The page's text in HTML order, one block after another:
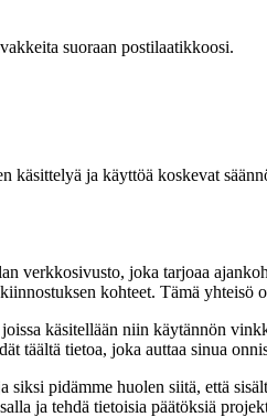
suoraan postilaatikkoosi.
käsittelyä ja käyttöä koskevat
verkkosivusto, joka tarjoaa
kohteet. Tämä
käsitellään niin käytännön
täältä tietoa, joka auttaa sinua
siksi pidämme huolen siitä, että
ja tehdä tietoisia päätöksiä